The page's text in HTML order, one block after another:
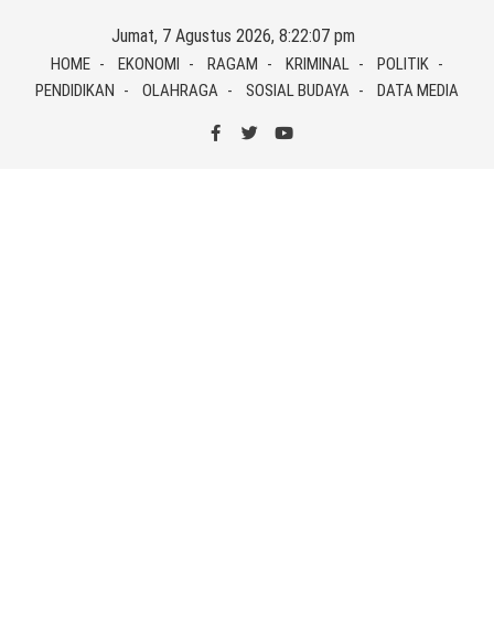
content
Jumat, 7 Agustus 2026, 8:22:07 pm
HOME EKONOMI RAGAM KRIMINAL
POLITIK
PENDIDIKAN
OLAHRAGA SOSIAL BUDAYA DATA MEDIA